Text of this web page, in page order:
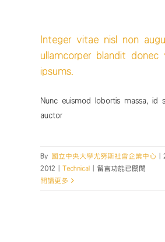
quis,
euismod
augue
Integer vitae nisl non
ullamcorper blandit donec
ipsums.
Nunc euismod lobortis massa, id
auctor
By 國立中央大學尤努斯社會企業中心
2012
Technical
在
vitae
留言功能已關閉
閱讀更多